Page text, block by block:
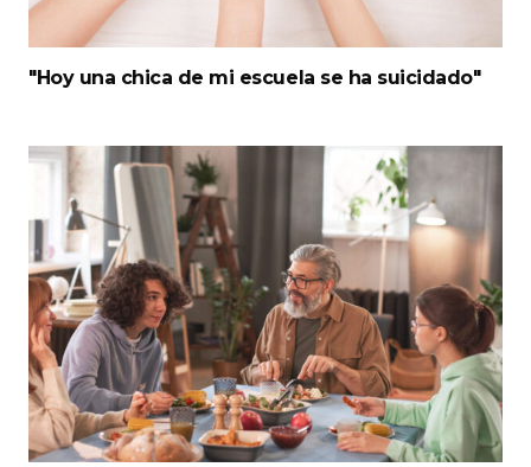
"Hoy una chica de mi escuela se ha suicidado"